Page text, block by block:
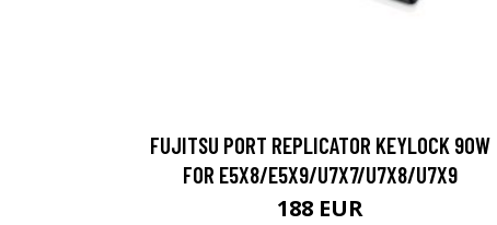
FUJITSU PORT REPLICATOR KEYLOCK 90W
FOR E5X8/E5X9/U7X7/U7X8/U7X9
188 EUR